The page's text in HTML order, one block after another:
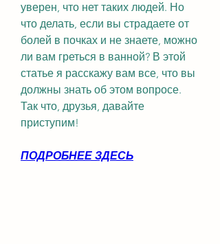
уверен, что нет таких людей. Но
что делать, если вы страдаете от
болей в почках и не знаете, можно
ли вам греться в ванной? В этой
статье я расскажу вам все, что вы
должны знать об этом вопросе.
Так что, друзья, давайте
приступим!
ПОДРОБНЕЕ ЗДЕСЬ